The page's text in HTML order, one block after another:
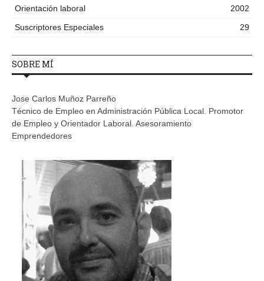
Orientación laboral
2002
Suscriptores Especiales
29
SOBRE MÍ
Jose Carlos Muñoz Parreño
Técnico de Empleo en Administración Pública Local. Promotor
de Empleo y Orientador Laboral. Asesoramiento
Emprendedores